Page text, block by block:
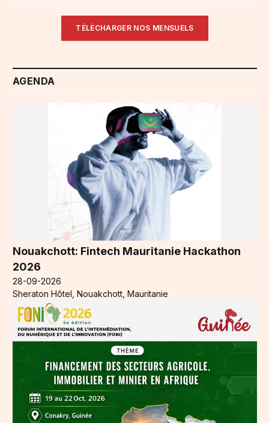
TÉLÉCHARGER NOS MENSUELS
AGENDA
Nouakchott: Fintech Mauritanie Hackathon
2026
28-09-2026
Sheraton Hôtel, Nouakchott, Mauritanie